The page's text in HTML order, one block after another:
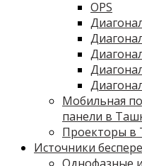
OPS
Мобильная
панели в
Проекторы в
Источники